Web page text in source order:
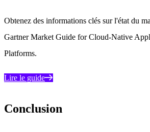
Obtenez des informations clés sur l'état du
Gartner Market Guide for Cloud-Native
Platforms.
Lire le guide
Conclusion